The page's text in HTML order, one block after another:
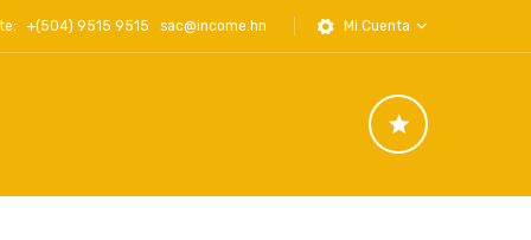
+(504) 9515 9515 sac@income.hn Mi Cuenta